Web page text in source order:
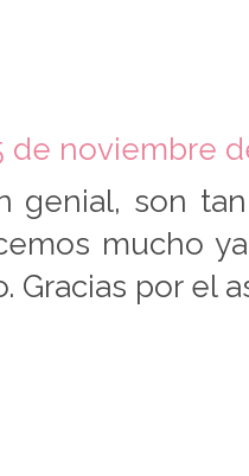
de noviembre
genial, son
mucho
Gracias por el